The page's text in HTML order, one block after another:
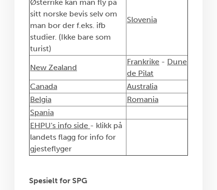
Østerrike kan man fly på
sitt norske bevis selv om
man bor der f.eks. ifb
studier. (Ikke bare som
turist)
Slovenia
New Zealand
Frankrike - Dune
de Pilat
Canada
Australia
Belgia
Romania
Spania
EHPU's info side - klikk på
landets flagg for info for
gjesteflyger
Spesielt for SPG